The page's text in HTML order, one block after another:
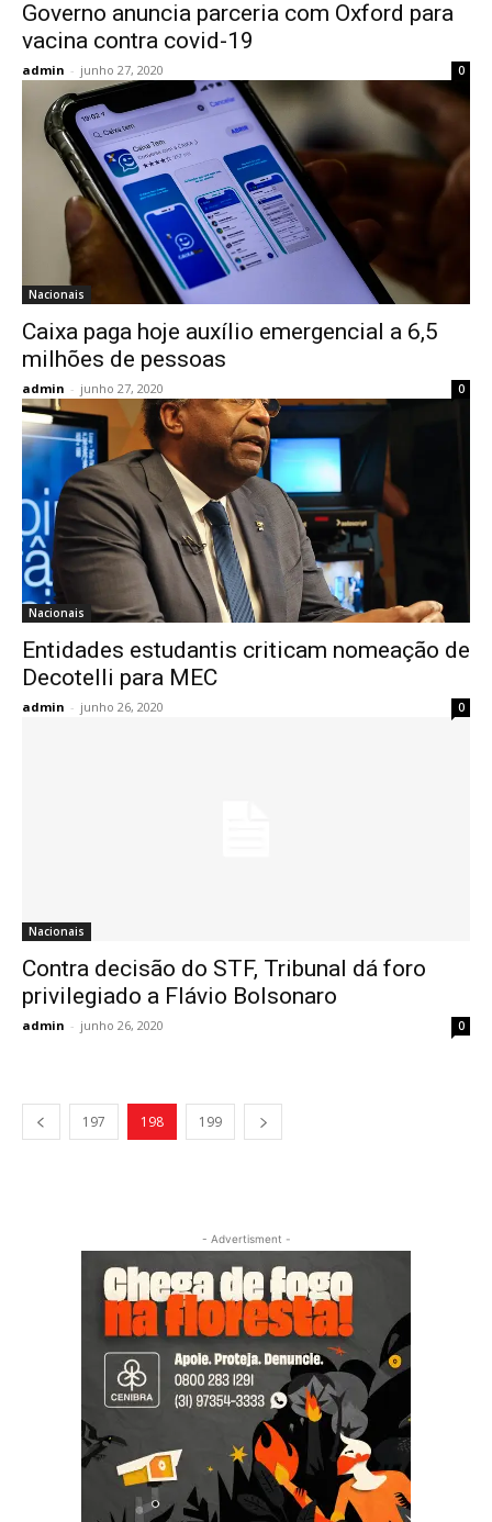
Governo anuncia parceria com Oxford para
vacina contra covid-19
admin - junho 27, 2020 0
Nacionais
Caixa paga hoje auxílio emergencial a 6,5
milhões de pessoas
admin - junho 27, 2020 0
Nacionais
Entidades estudantis criticam nomeação de
Decotelli para MEC
admin - junho 26, 2020 0
Nacionais
Contra decisão do STF, Tribunal dá foro
privilegiado a Flávio Bolsonaro
admin - junho 26, 2020 0
197 198 199
- Advertisment -